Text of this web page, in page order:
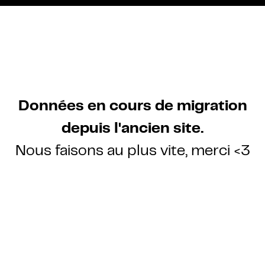
Données en cours de migration
depuis l'ancien site.
Nous faisons au plus vite, merci <3